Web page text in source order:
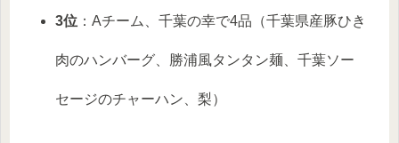
3位 ：Aチーム、千葉の幸で4品（千葉県産豚ひき
肉のハンバーグ、勝浦風タンタン麺、千葉ソー
セージのチャーハン、梨）